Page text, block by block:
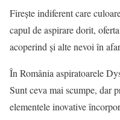
Fireşte indiferent care
capul de aspirare dorit,
acoperind şi alte nevoi în
În România aspiratoarele
Sunt ceva mai scumpe, dar
elementele inovative